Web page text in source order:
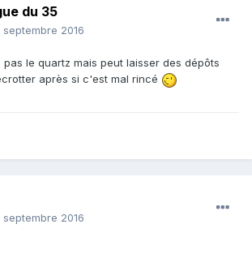
du 35
septembre 2016
le quartz mais peut laisser des dépôts
après si c'est mal rincé
septembre 2016